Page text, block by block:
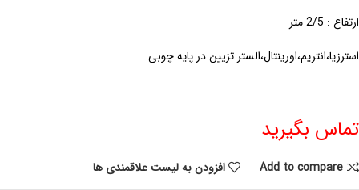
ارتفاع : 2/5 متر
استرزیا،انتریم،اورینتال،الستر تزیین در پایه چوبی
تماس بگیرید
Add to compare افزودن به لیست علاقمندی ها